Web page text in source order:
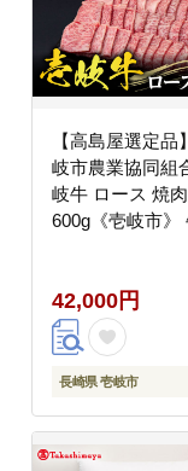
【高島屋選定品
岐市農業協同組
岐牛 ロース 焼
600g《壱岐市》
42,000円
長崎県 壱岐市